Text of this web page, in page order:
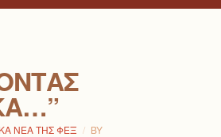
ΝΈΑ ΤΗΣ ΦΕΞ BY